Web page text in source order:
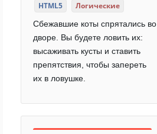
HTML5 Логические
Сбежавшие коты спрятались во
дворе. Вы будете ловить их:
высаживать кусты и ставить
препятствия, чтобы запереть
их в ловушке.